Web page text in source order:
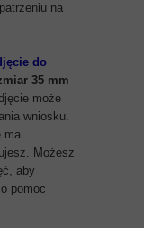
na
do
35 mm
może
wniosku.
ma
Możesz
aby
pomoc